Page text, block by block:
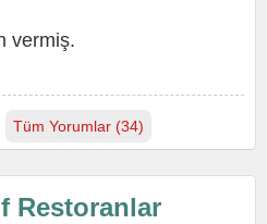
vermiş.
Tüm Yorumlar (34)
Restoranlar